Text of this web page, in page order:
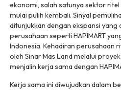
ekonomi, salah satunya sektor
mulai pulih kembali. Sinyal
ditunjukkan dengan ekspansi yang
perusahaan seperti HAPIMART
Indonesia. Kehadiran perusahaan
oleh Sinar Mas Land melalui
menjalin kerja sama dengan
Kerja sama ini diwujudkan dalam